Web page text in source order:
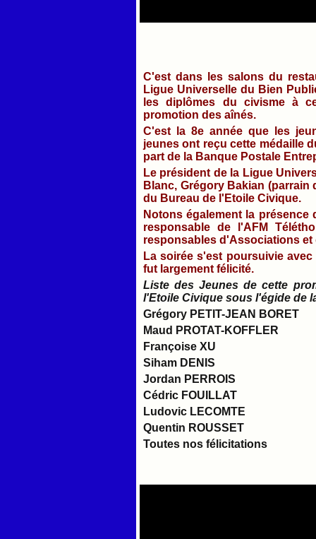
C'est dans les salons du
Ligue Universelle du Bien
les diplômes du civisme à
promotion des aînés.
C'est la 8e année que les
jeunes ont reçu cette médaille
part de la Banque Postale
Le président de la Ligue
Blanc, Grégory Bakian
du Bureau de l'Etoile Civique.
Notons également la présence
responsable de l'AFM
responsables d'Associations
La soirée s'est poursuivie
fut largement félicité.
Liste des Jeunes de cette
l'Etoile Civique sous l'égide de
Grégory PETIT-JEAN BORET
Maud PROTAT-KOFFLER
Françoise XU
Siham DENIS
Jordan PERROIS
Cédric FOUILLAT
Ludovic LECOMTE
Quentin ROUSSET
Toutes nos félicitations